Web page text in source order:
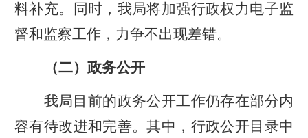
料补充。同时，我局将加强行政权力电子监
督和监察工作，力争不出现差错。
（二）政务公开
我局目前的政务公开工作仍存在部分内
容有待改进和完善。其中，行政公开目录中